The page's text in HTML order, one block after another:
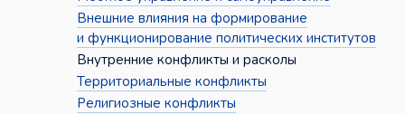
Внешние влияния на формирование
и функционирование политических институтов
Внутренние конфликты и расколы
Территориальные конфликты
Религиозные конфликты